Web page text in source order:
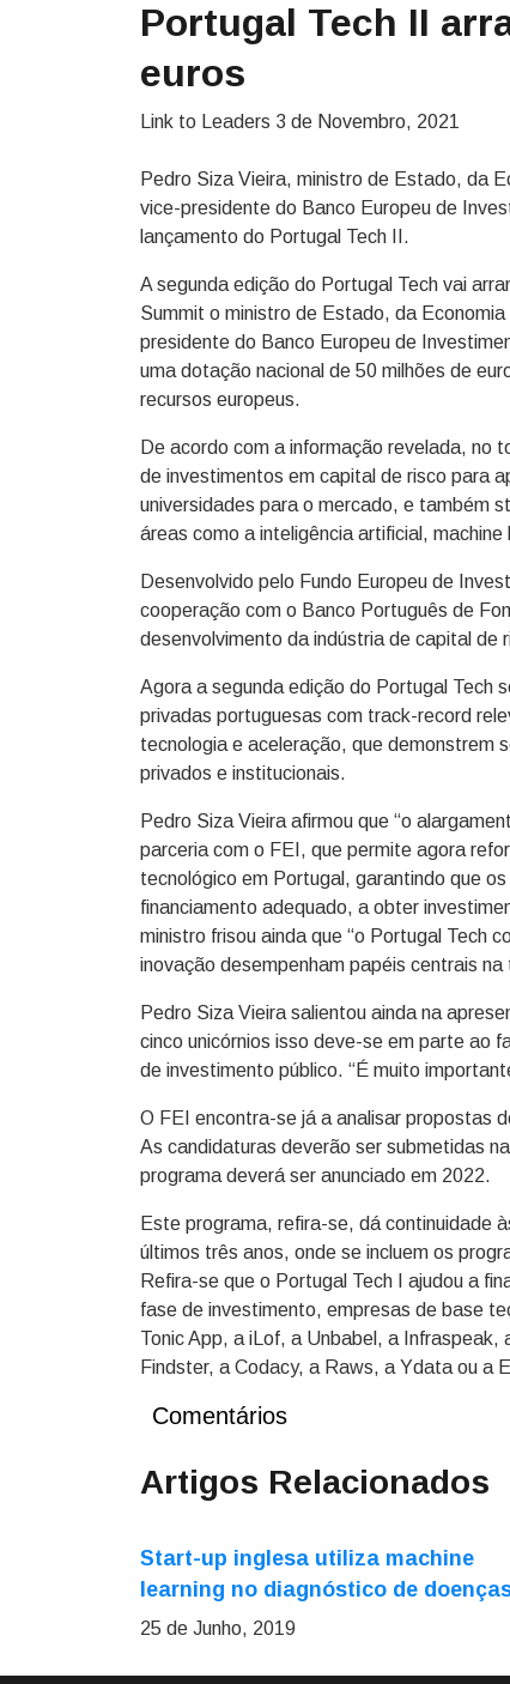
Portugal Tech II
euros
Link to Leaders 3 de Novembro, 2021
Pedro Siza Vieira, ministro de Estado, da
vice-presidente do Banco Europeu de
lançamento do Portugal Tech II.
A segunda edição do Portugal Tech vai
Summit o ministro de Estado, da
presidente do Banco Europeu de
uma dotação nacional de 50 milhões de
recursos europeus.
De acordo com a informação revelada, no
de investimentos em capital de risco para
universidades para o mercado, e também
áreas como a inteligência artificial,
Desenvolvido pelo Fundo Europeu de
cooperação com o Banco Português de
desenvolvimento da indústria de capital de
Agora a segunda edição do Portugal Tech
privadas portuguesas com track-record
tecnologia e aceleração, que demonstrem
privados e institucionais.
Pedro Siza Vieira afirmou que “o
parceria com o FEI, que permite agora
tecnológico em Portugal, garantindo que
financiamento adequado, a obter
ministro frisou ainda que “o Portugal Tech
inovação desempenham papéis centrais
Pedro Siza Vieira salientou ainda na
cinco unicórnios isso deve-se em parte ao
de investimento público. “É muito
O FEI encontra-se já a analisar propostas
As candidaturas deverão ser submetidas
programa deverá ser anunciado em 2022.
Este programa, refira-se, dá continuidade
últimos três anos, onde se incluem os
Refira-se que o Portugal Tech I ajudou a
fase de investimento, empresas de base
Tonic App, a iLof, a Unbabel, a
Findster, a Codacy, a Raws, a Ydata ou a
Comentários
Artigos Relacionados
Start-up inglesa utiliza machine
learning no diagnóstico de
25 de Junho, 2019